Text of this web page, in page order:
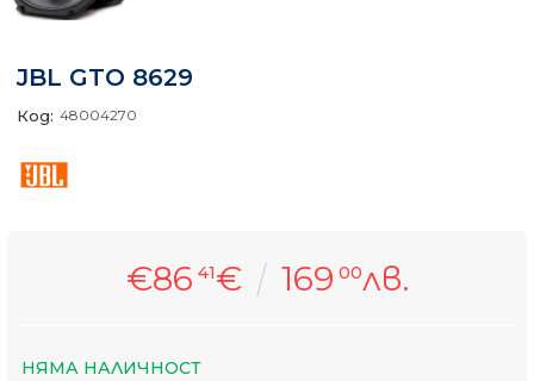
JBL GTO 8629
Код: 48004270
€86 41€ 169 00лв.
НЯМА НАЛИЧНОСТ